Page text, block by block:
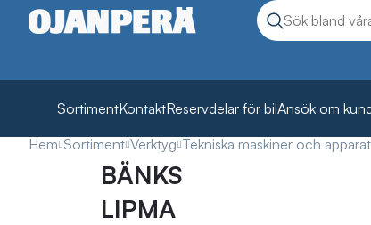
Sök produkter
Sök
SortimentKontaktReservdelar för bilAnsök om
Hem Sortiment Verktyg Tekniska maskiner och
BÄNKS
LIPMA